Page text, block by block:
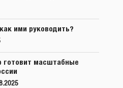
ими руководить?
готовит масштабные